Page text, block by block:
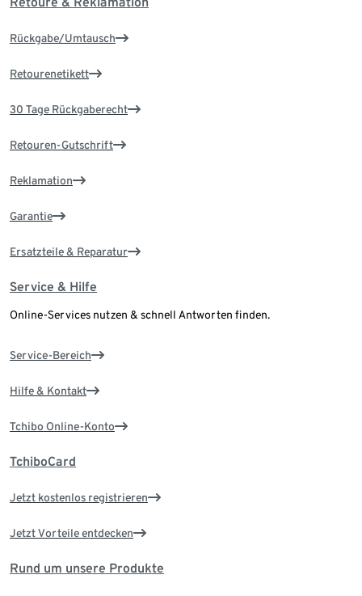
Rückgabe/Umtausch
Retourenetikett
30 Tage Rückgaberecht
Retouren-Gutschrift
Reklamation
Garantie
Ersatzteile & Reparatur
Service & Hilfe
Online-Services nutzen & schnell Antworten finden.
Service-Bereich
Hilfe & Kontakt
Tchibo Online-Konto
TchiboCard
Jetzt kostenlos registrieren
Jetzt Vorteile entdecken
Rund um unsere Produkte